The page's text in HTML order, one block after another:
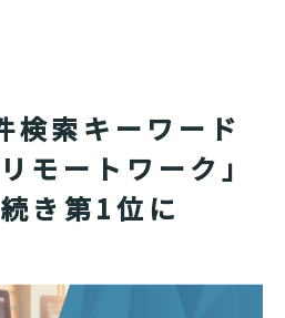
索キーワード
モートワーク」
き第1位に